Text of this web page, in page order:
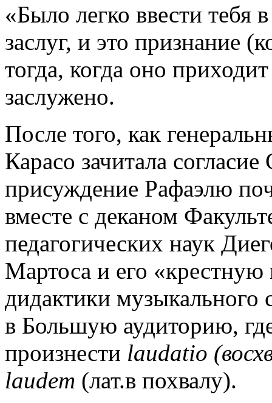
«Было легко ввести тебя
заслуг, и это признание
тогда, когда оно
заслужено.
После того, как
Карасо зачитала
присуждение Рафаэлю
вместе с деканом
педагогических наук
Мартоса и его «крестную
дидактики
в Большую аудиторию,
произнести laudatio
laudem (лат.в похвалу).